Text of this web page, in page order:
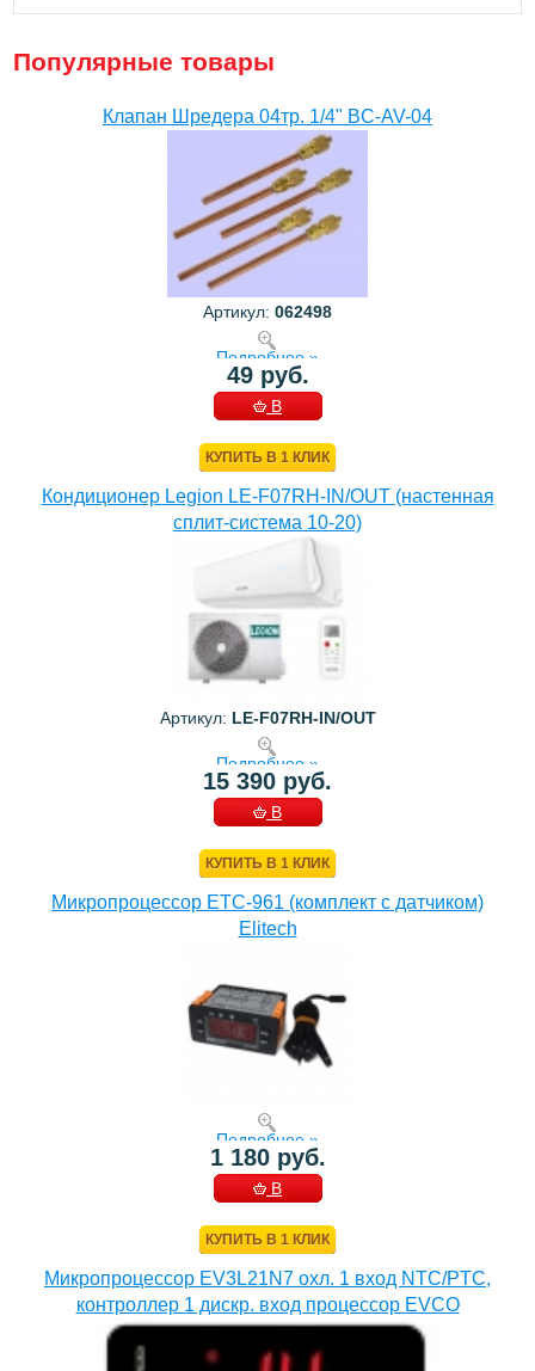
Популярные товары
Клапан Шредера 04тр. 1/4" BC-AV-04
Артикул: 062498
Подробнее »
49 руб.
В
КУПИТЬ В 1 КЛИК
Кондиционер Legion LE-F07RH-IN/OUT (настенная
сплит-система 10-20)
Артикул: LE-F07RH-IN/OUT
Подробнее »
15 390 руб.
В
КУПИТЬ В 1 КЛИК
Микропроцессор ETC-961 (комплект c датчиком)
Elitech
Подробнее »
1 180 руб.
В
КУПИТЬ В 1 КЛИК
Микропроцессор EV3L21N7 охл. 1 вход NTC/PTC,
контроллер 1 дискр. вход процессор EVCO